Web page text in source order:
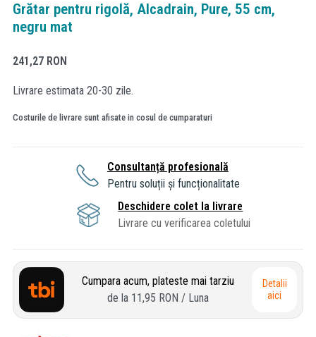
Grătar pentru rigolă, Alcadrain, Pure, 55 cm,
negru mat
241,27 RON
Livrare estimata 20-30 zile.
Costurile de livrare sunt afisate in cosul de cumparaturi
Consultanță profesională
Pentru soluții și funcționalitate
Deschidere colet la livrare
Livrare cu verificarea coletului
Cumpara acum, plateste mai tarziu
de la 11,95 RON / Luna
Detalii
aici